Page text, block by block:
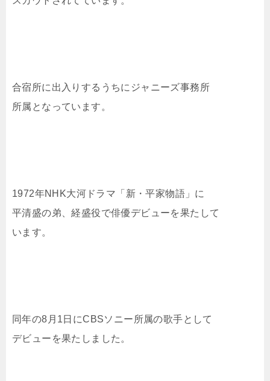
合宿所に出入りするうちにジャニーズ事務所
所属となっています。
1972年NHK大河ドラマ「新・平家物語」に
平清盛の弟、経盛役で俳優デビューを果たして
います。
同年の8月1日にCBSソニー所属の歌手として
デビューを果たしました。